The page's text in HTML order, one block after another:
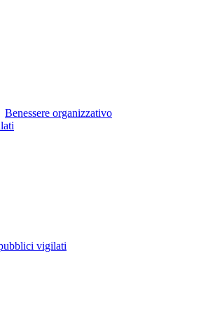
Benessere organizzativo
vigilati